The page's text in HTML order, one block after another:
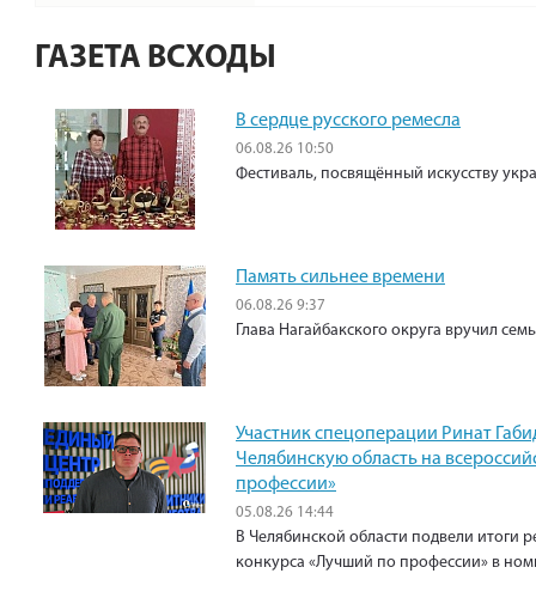
ГАЗЕТА ВСХОДЫ
В сердце русского ремесла
06.08.26 10:50
Фестиваль, посвящённый искусству
Память сильнее времени
06.08.26 9:37
Глава Нагайбакского округа вручил
Участник спецоперации Ринат
Челябинскую область на
профессии»
05.08.26 14:44
В Челябинской области подвели итоги
конкурса «Лучший по профессии» в